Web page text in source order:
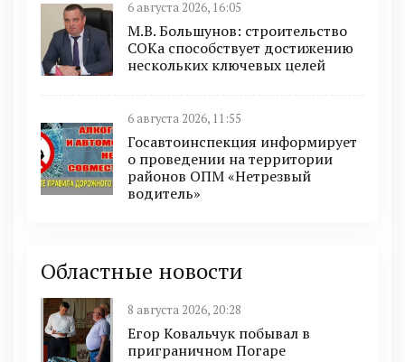
6 августа 2026, 16:05
М.В. Большунов: строительство
СОКа способствует достижению
нескольких ключевых целей
6 августа 2026, 11:55
Госавтоинспекция информирует
о проведении на территории
районов ОПМ «Нетрезвый
водитель»
Областные новости
8 августа 2026, 20:28
Егор Ковальчук побывал в
приграничном Погаре